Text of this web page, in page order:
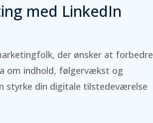
med LinkedIn
der ønsker at forbedre
om indhold, følgervækst og
styrke din digitale tilstedeværelse